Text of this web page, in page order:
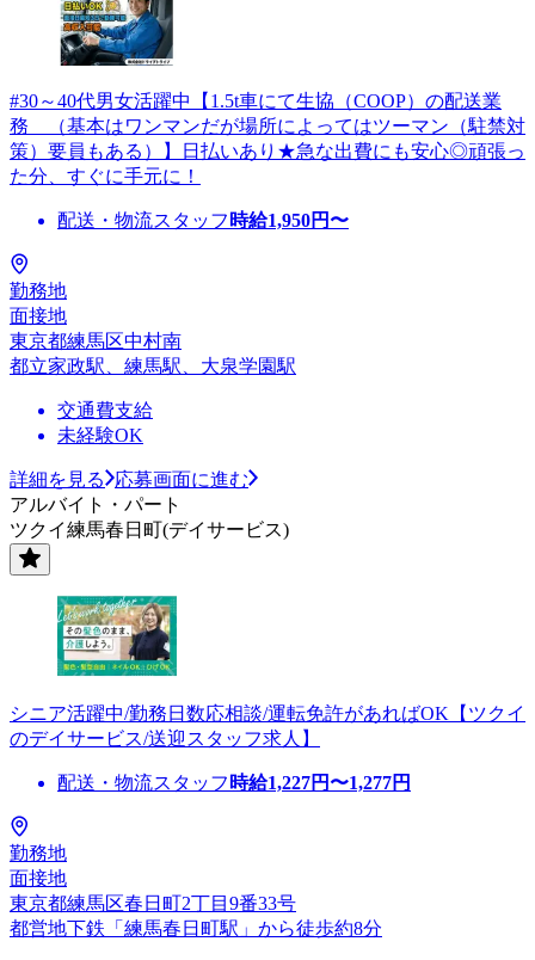
#30～40代男女活躍中【1.5t車にて生協（COOP）の配送業
務 （基本はワンマンだが場所によってはツーマン（駐禁対
策）要員もある）】日払いあり★急な出費にも安心◎頑張っ
た分、すぐに手元に！
配送・物流スタッフ 時給1,950円〜
勤務地
面接地
東京都練馬区中村南
都立家政駅、練馬駅、大泉学園駅
交通費支給
未経験OK
詳細を見る
応募画面に進む
アルバイト・パート
ツクイ練馬春日町(デイサービス)
シニア活躍中/勤務日数応相談/運転免許があればOK【ツクイ
のデイサービス/送迎スタッフ求人】
配送・物流スタッフ 時給1,227円〜1,277円
勤務地
面接地
東京都練馬区春日町2丁目9番33号
都営地下鉄「練馬春日町駅」から徒歩約8分